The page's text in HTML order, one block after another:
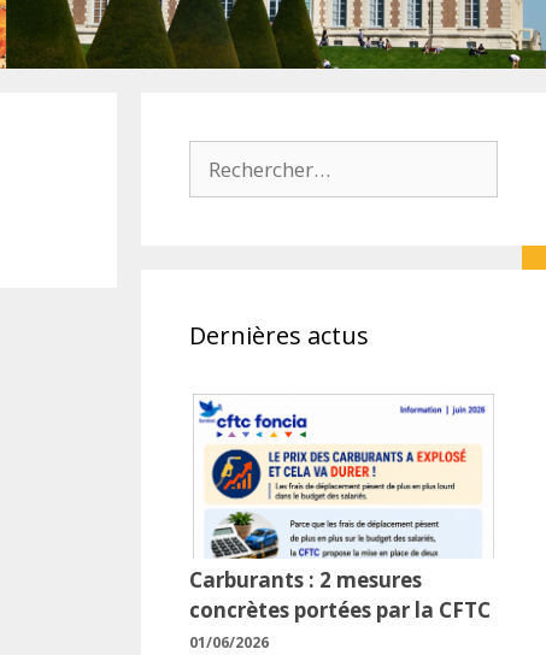
Dernières actus
Carburants : 2 mesures
concrètes portées par la CFTC
01/06/2026